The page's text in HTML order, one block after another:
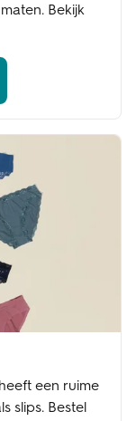
Bekijk
een ruime
slips. Bestel